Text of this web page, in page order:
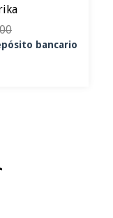
bancario